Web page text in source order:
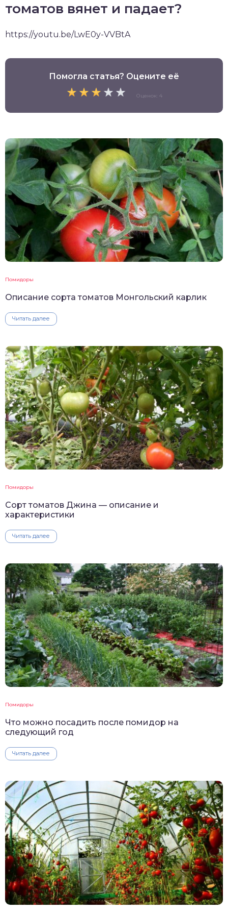
томатов вянет и падает?
https://youtu.be/LwE0y-VVBtA
Помогла статья? Оцените её
Оценок: 4
Помидоры
Описание сорта томатов Монгольский карлик
Читать далее
Помидоры
Сорт томатов Джина — описание и
характеристики
Читать далее
Помидоры
Что можно посадить после помидор на
следующий год
Читать далее